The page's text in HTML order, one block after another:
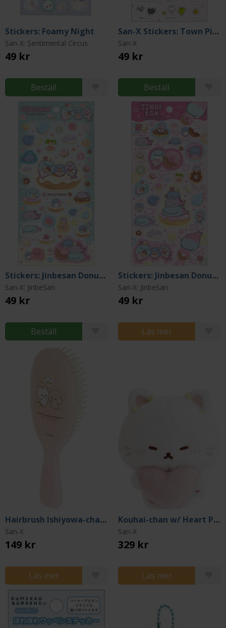
Stickers: Foamy Night
San-X: Sentimental Circus
49 kr
Beställ
San-X Stickers: Town Pink
San-X
49 kr
Beställ
Stickers: Jinbesan Donut Island Green
San-X: JinbeSan
49 kr
Beställ
Stickers: Jinbesan Donut Island Pink
San-X: JinbeSan
49 kr
Läs mer
Hairbrush Ishiyowa-chan My Favorite Character
San-X
149 kr
Läs mer
Kouhai-chan w/ Heart Plush Medium
San-X
329 kr
Läs mer